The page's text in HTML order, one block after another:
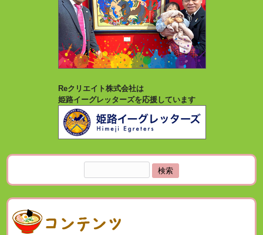
Reクリエイト株式会社は
姫路イーグレッターズを応援しています
索: